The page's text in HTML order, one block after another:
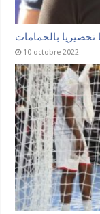
تحضيريا بالحمامات
10 octobre 2022